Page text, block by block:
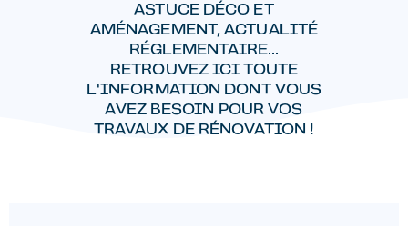
ASTUCE DÉCO ET
AMÉNAGEMENT, ACTUALITÉ
RÉGLEMENTAIRE...
RETROUVEZ ICI TOUTE
L'INFORMATION DONT VOUS
AVEZ BESOIN POUR VOS
TRAVAUX DE RÉNOVATION !